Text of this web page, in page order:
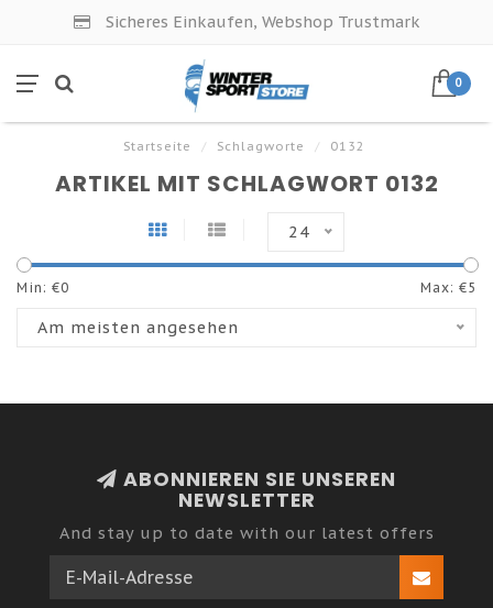
Sicheres Einkaufen, Webshop Trustmark
0
Startseite / Schlagworte / 0132
ARTIKEL MIT SCHLAGWORT 0132
24
Min: €0 Max: €5
Am meisten angesehen
ABONNIEREN SIE UNSEREN
NEWSLETTER
And stay up to date with our latest offers